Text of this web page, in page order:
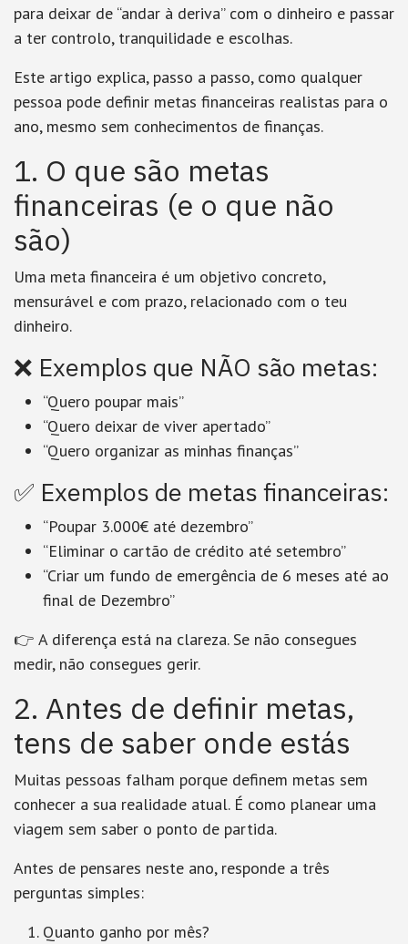
para deixar de “andar à deriva” com o dinheiro e passar
a ter controlo, tranquilidade e escolhas.
Este artigo explica, passo a passo, como qualquer
pessoa pode definir metas financeiras realistas para o
ano, mesmo sem conhecimentos de finanças.
1. O que são metas
financeiras (e o que não
são)
Uma meta financeira é um objetivo concreto,
mensurável e com prazo, relacionado com o teu
dinheiro.
❌ Exemplos que NÃO são metas:
“Quero poupar mais”
“Quero deixar de viver apertado”
“Quero organizar as minhas finanças”
✅ Exemplos de metas financeiras:
“Poupar 3.000€ até dezembro”
“Eliminar o cartão de crédito até setembro”
“Criar um fundo de emergência de 6 meses até ao
final de Dezembro”
👉 A diferença está na clareza. Se não consegues
medir, não consegues gerir.
2. Antes de definir metas,
tens de saber onde estás
Muitas pessoas falham porque definem metas sem
conhecer a sua realidade atual. É como planear uma
viagem sem saber o ponto de partida.
Antes de pensares neste ano, responde a três
perguntas simples:
Quanto ganho por mês?